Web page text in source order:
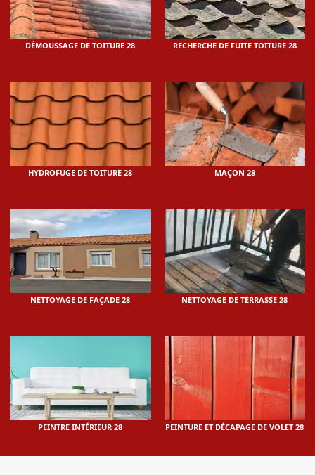
DÉMOUSSAGE DE TOITURE 28 RECHERCHE DE FUITE TOITURE 28
HYDROFUGE DE TOITURE 28 MAÇON 28
NETTOYAGE DE FAÇADE 28 NETTOYAGE DE TERRASSE 28
PEINTRE INTÉRIEUR 28 PEINTURE ET DÉCAPAGE DE VOLET 28